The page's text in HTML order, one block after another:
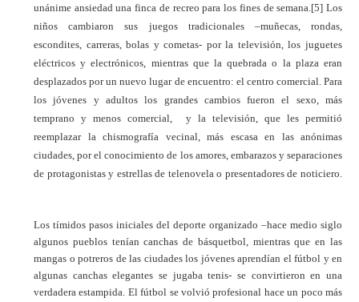
unánime ansiedad una finca de recreo para los fines de semana. [5] Los
niños cambiaron sus juegos tradicionales –muñecas, rondas,
escondites, carreras, bolas y cometas- por la televisión, los juguetes
eléctricos y electrónicos, mientras que la quebrada o la plaza eran
desplazados por un nuevo lugar de encuentro: el centro comercial. Para
los jóvenes y adultos los grandes cambios fueron el sexo, más
temprano y menos comercial, y la televisión, que les permitió
reemplazar la chismografía vecinal, más escasa en las anónimas
ciudades, por el conocimiento de los amores, embarazos y separaciones
de protagonistas y estrellas de telenovela o presentadores de noticiero.
Los tímidos pasos iniciales del deporte organizado –hace medio siglo
algunos pueblos tenían canchas de básquetbol, mientras que en las
mangas o potreros de las ciudades los jóvenes aprendían el fútbol y en
algunas canchas elegantes se jugaba tenis- se convirtieron en una
verdadera estampida. El fútbol se volvió profesional hace un poco más